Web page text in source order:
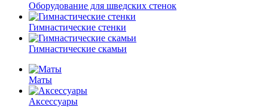
Оборудование для шведских стенок
Гимнастические стенки
Гимнастические скамьи
Маты
Аксессуары